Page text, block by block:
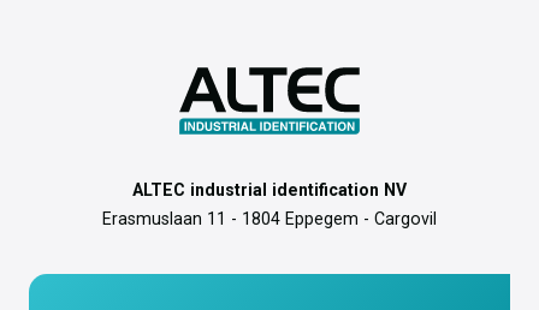
ALTEC industrial identification NV
Erasmuslaan 11 - 1804 Eppegem - Cargovil